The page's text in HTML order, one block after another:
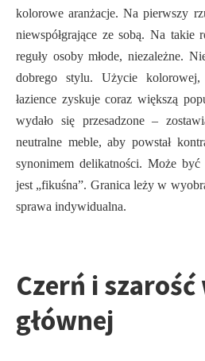
kolorowe aranżacje. Na pierwszy
niewspółgrające ze sobą. Na takie
reguły osoby młode, niezależne.
dobrego stylu. Użycie
łazience zyskuje coraz większą
wydało się przesadzone –
neutralne meble, aby powstał
synonimem delikatności. Może
jest „fikuśna”. Granica leży w
sprawa indywidualna.
Czerń i
głównej